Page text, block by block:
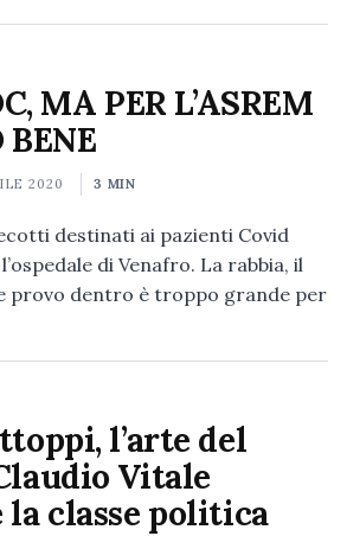
MA PER L’ASREM
2020 3 MIN
destinati ai pazienti Covid
di Venafro. La rabbia, il
provo dentro è troppo grande per
l’arte del
Vitale
la classe politica